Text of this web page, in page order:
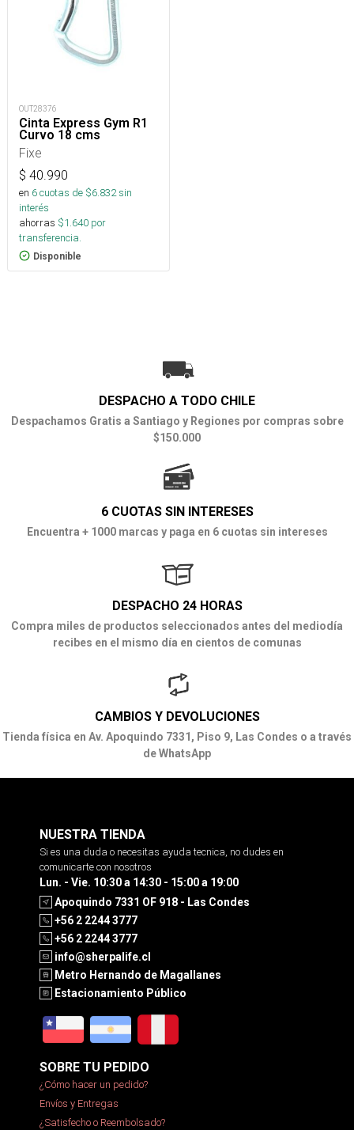
OUT28376
Cinta Express Gym R1
Curvo 18 cms
Fixe
$ 40.990
en 6cuotas de $6.832sin
interés
ahorras $1.640 por
transferencia.
Disponible
DESPACHO A TODO CHILE
Despachamos Gratis a Santiago y Regiones por compras sobre
$150.000
6 CUOTAS SIN INTERESES
Encuentra + 1000 marcas y paga en 6 cuotas sin intereses
DESPACHO 24 HORAS
Compra miles de productos seleccionados antes del mediodía
recibes en el mismo día en cientos de comunas
CAMBIOS Y DEVOLUCIONES
Tienda física en Av. Apoquindo 7331, Piso 9, Las Condes o a través
de WhatsApp
NUESTRA TIENDA
Si es una duda o necesitas ayuda tecnica, no dudes en
comunicarte con nosotros
Lun. - Vie. 10:30 a 14:30 - 15:00 a 19:00
Apoquindo 7331 OF 918 - Las Condes
+56 2 2244 3777
+56 2 2244 3777
info@sherpalife.cl
Metro Hernando de Magallanes
Estacionamiento Público
SOBRE TU PEDIDO
¿Cómo hacer un pedido?
Envíos y Entregas
¿Satisfecho o Reembolsado?